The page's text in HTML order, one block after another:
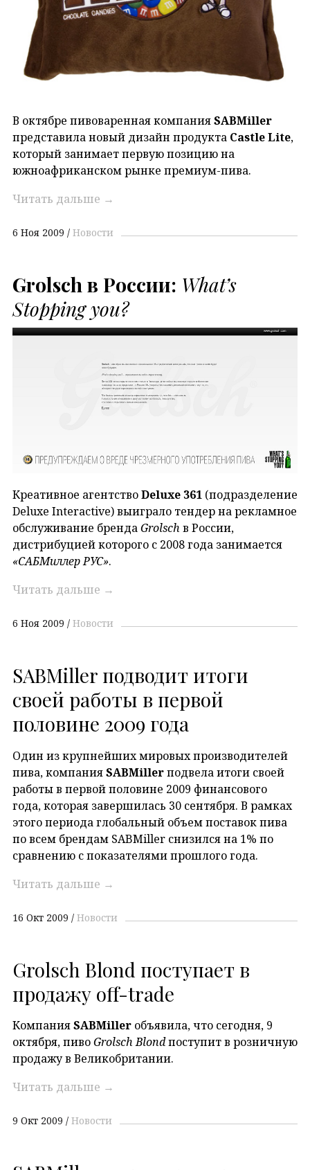
В октябре пивоваренная компанияSABMiller
представила новый дизайн продукта Castle Lite,
который занимает первую позицию на
южноафриканском рынке премиум-пива.
Читать дальше →
6 Ноя 2009 Новости
Grolsch в России: What’s
Stopping you?
Креативное агентствоDeluxe 361 (подразделение
Deluxe Interactive) выиграло тендер на рекламное
обслуживание брендаGrolsch в России,
дистрибуцией которого с 2008 года занимается
«САБМиллер РУС».
Читать дальше →
6 Ноя 2009 Новости
SABMiller подводит итоги
своей работы в первой
половине 2009 года
Один из крупнейших мировых производителей
пива, компанияSABMillerподвела итоги своей
работы в первой половине 2009 финансового
года, которая завершилась 30 сентября. В рамках
этого периода глобальный объем поставок пива
по всем брендам SABMiller снизился на 1% по
сравнению с показателями прошлого года.
Читать дальше →
16 Окт 2009 Новости
Grolsch Blond поступает в
продажу off-trade
КомпанияSABMiller объявила, что сегодня, 9
октября, пивоGrolsch Blondпоступит в розничную
продажу в Великобритании.
Читать дальше →
9 Окт 2009 Новости